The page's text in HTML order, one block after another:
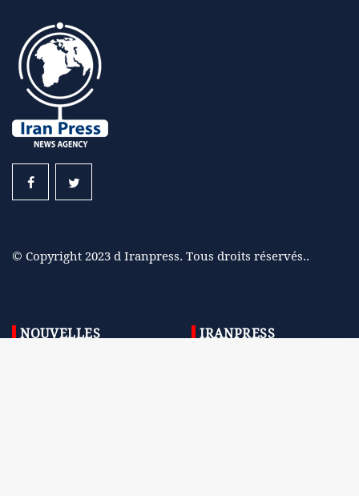
© Copyright 2023 d Iranpress. Tous droits réservés..
NOUVELLES IRANPRESS